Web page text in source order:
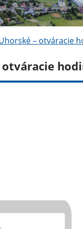
– otváracie
otváracie